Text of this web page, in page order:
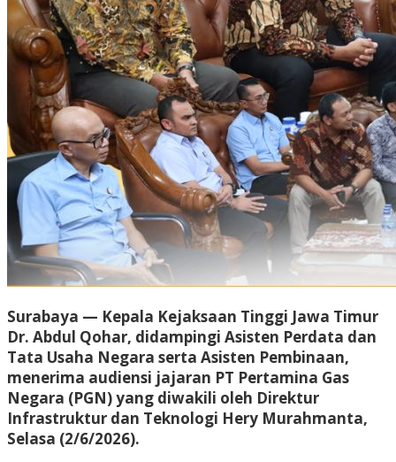
Surabaya — Kepala Kejaksaan Tinggi Jawa Timur
Dr. Abdul Qohar, didampingi Asisten Perdata dan
Tata Usaha Negara serta Asisten Pembinaan,
menerima audiensi jajaran PT Pertamina Gas
Negara (PGN) yang diwakili oleh Direktur
Infrastruktur dan Teknologi Hery Murahmanta,
Selasa (2/6/2026).